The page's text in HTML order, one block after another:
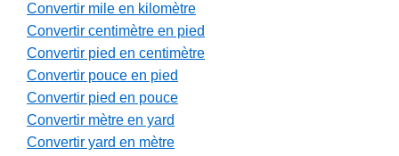
Convertir mile en kilomètre
Convertir centimètre en pied
Convertir pied en centimètre
Convertir pouce en pied
Convertir pied en pouce
Convertir mètre en yard
Convertir yard en mètre